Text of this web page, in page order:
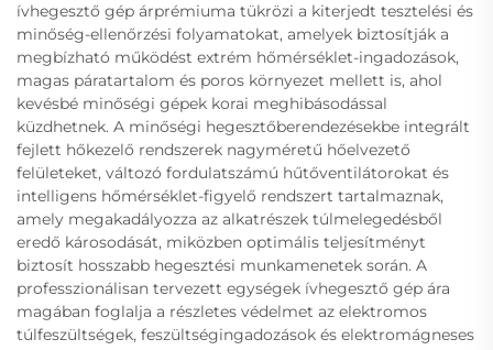
ívhegesztő gép árprémiuma tükrözi a kiterjedt tesztelési és
minőség-ellenőrzési folyamatokat, amelyek biztosítják a
megbízható működést extrém hőmérséklet-ingadozások,
magas páratartalom és poros környezet mellett is, ahol
kevésbé minőségi gépek korai meghibásodással
küzdhetnek. A minőségi hegesztőberendezésekbe integrált
fejlett hőkezelő rendszerek nagyméretű hőelvezető
felületeket, változó fordulatszámú hűtőventilátorokat és
intelligens hőmérséklet-figyelő rendszert tartalmaznak,
amely megakadályozza az alkatrészek túlmelegedésből
eredő károsodását, miközben optimális teljesítményt
biztosít hosszabb hegesztési munkamenetek során. A
professzionálisan tervezett egységek ívhegesztő gép ára
magában foglalja a részletes védelmet az elektromos
túlfeszültségek, feszültségingadozások és elektromágneses